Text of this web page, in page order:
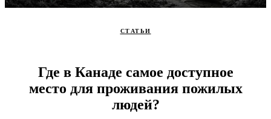
СТАТЬИ
Где в Канаде самое доступное
место для проживания пожилых
людей?